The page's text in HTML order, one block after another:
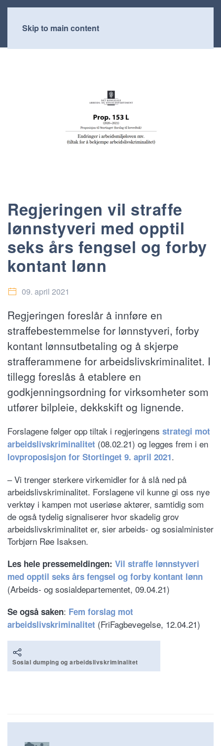
Skip to main content
Regjeringen vil straffe
lønnstyveri med opptil
seks års fengsel og forby
kontant lønn
09. april 2021
Regjeringen foreslår å innføre en
straffebestemmelse for lønnstyveri, forby
kontant lønnsutbetaling og å skjerpe
strafferammene for arbeidslivskriminalitet. I
tillegg foreslås å etablere en
godkjenningsordning for virksomheter som
utfører bilpleie, dekkskift og lignende.
Forslagene følger opp tiltak i regjeringens strategi mot
arbeidslivskriminalitet (08.02.21) og legges frem i en
lovproposisjon for Stortinget 9. april 2021.
– Vi trenger sterkere virkemidler for å slå ned på
arbeidslivskriminalitet. Forslagene vil kunne gi oss nye
verktøy i kampen mot useriøse aktører, samtidig som
de også tydelig signaliserer hvor skadelig grov
arbeidslivskriminalitet er, sier arbeids- og sosialminister
Torbjørn Røe Isaksen.
Les hele pressemeldingen: Vil straffe lønnstyveri
med opptil seks års fengsel og forby kontant lønn
(Arbeids- og sosialdepartementet, 09.04.21)
Se også saken: Fem forslag mot
arbeidslivskriminalitet (FriFagbevegelse, 12.04.21)
Sosial dumping og arbeidslivskriminalitet